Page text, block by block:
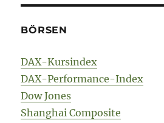
BÖRSEN
DAX-Kursindex
DAX-Performance-Index
Dow Jones
Shanghai Composite